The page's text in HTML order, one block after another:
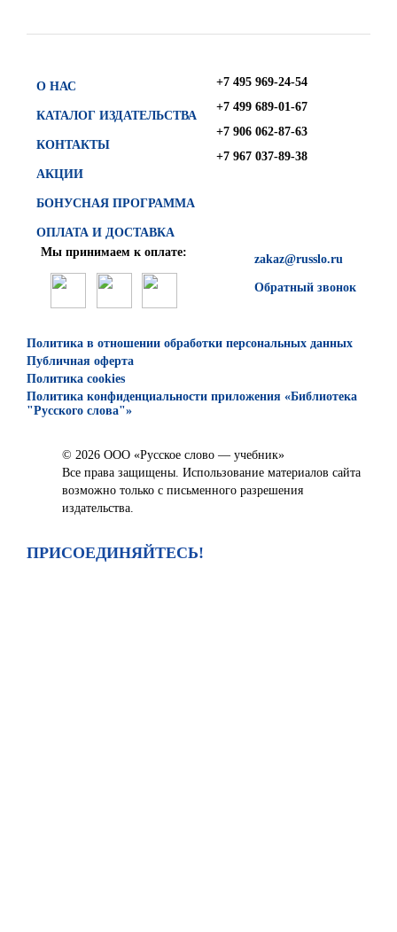
О НАС
КАТАЛОГ ИЗДАТЕЛЬСТВА
КОНТАКТЫ
АКЦИИ
БОНУСНАЯ ПРОГРАММА
ОПЛАТА И ДОСТАВКА
+7 495 969-24-54
+7 499 689-01-67
+7 906 062-87-63
+7 967 037-89-38
zakaz@russlo.ru
Обратный звонок
Мы принимаем к оплате:
Политика в отношении обработки персональных данных
Публичная оферта
Политика cookies
Политика конфиденциальности приложения «Библиотека
"Русского слова"»
© 2026 ООО «Русское слово — учебник»
Все права защищены. Использование материалов сайта
возможно только с письменного разрешения
издательства.
ПРИСОЕДИНЯЙТЕСЬ!